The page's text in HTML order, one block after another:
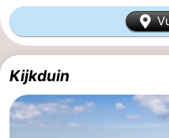
Nautisch
Centrum
Scheveningen
Campings
Chambre
d'hôtes
Chaumières
-
Kijkduin